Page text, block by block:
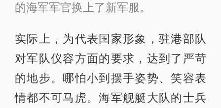
的海军军官换上了新军服。
实际上，为代表国家形象，驻港部队
对军队仪容方面的要求，达到了严苛
的地步。哪怕小到摆手姿势、笑容表
情都不可马虎。海军舰艇大队的士兵